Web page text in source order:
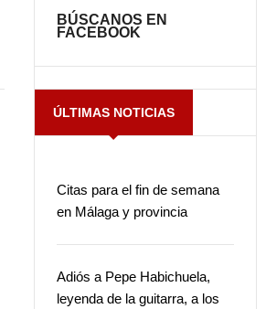
BÚSCANOS EN
FACEBOOK
ÚLTIMAS NOTICIAS
Citas para el fin de semana
en Málaga y provincia
Adiós a Pepe Habichuela,
leyenda de la guitarra, a los